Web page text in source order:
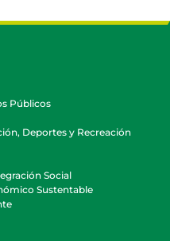
Públicos
Deportes y Recreación
Social
Sustentable